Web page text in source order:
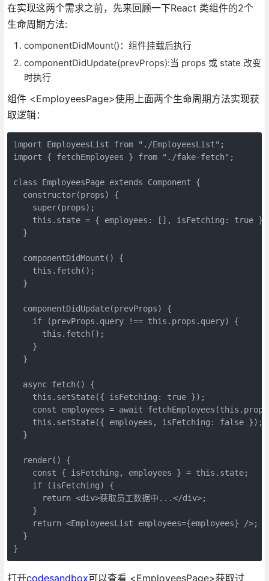
在实现这两个需求之前，先来回顾一下React 类组件的2个
生命周期方法:
componentDidMount()：组件挂载后执行
componentDidUpdate(prevProps):当 props 或 state 改变
时执行
组件 <EmployeesPage>使用上面两个生命周期方法实现获
取逻辑：
import EmployeesList from "./EmployeesList";
import { fetchEmployees } from "./fake-fetch";
class EmployeesPage extends Component {
  constructor(props) {
    super(props);
    this.state = { employees: [], isFetching: true };
  }
  componentDidMount() {
    this.fetch();
  }
  componentDidUpdate(prevProps) {
    if (prevProps.query !== this.props.query) {
      this.fetch();
    }
  }
  async fetch() {
    this.setState({ isFetching: true });
const employees = await
    this.setState({ employees, isFetching: false });
  }
  render() {
    const { isFetching, employees } = this.state;
    if (isFetching) {
      return <div>获取员工数据中...</div>;
    }
    return <EmployeesList employees={employees} />;
  }
打开codesandbox可以查看 <EmployeesPage>获取过